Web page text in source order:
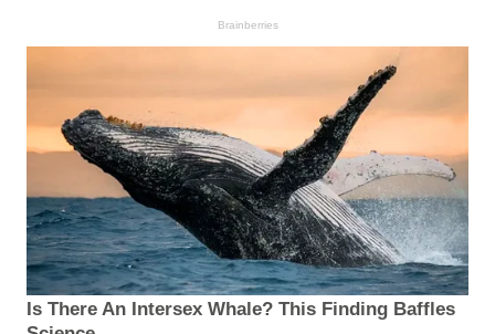
Brainberries
Is There An Intersex Whale? This Finding Baffles